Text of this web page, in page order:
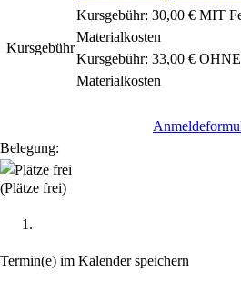
Kursgebühr
Kursgebühr: 30,00 € MIT
Materialkosten
Kursgebühr: 33,00 €
Materialkosten
Belegung:
(Plätze frei)
Termin(e) im Kalender speichern